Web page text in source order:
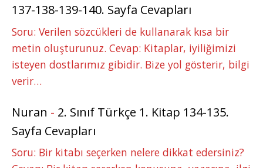
137-138-139-140. Sayfa Cevapları
Soru: Verilen sözcükleri de kullanarak kısa bir
metin oluşturunuz. Cevap: Kitaplar, iyiliğimizi
isteyen dostlarımız gibidir. Bize yol gösterir, bilgi
verir…
Nuran - 2. Sınıf Türkçe 1. Kitap 134-135.
Sayfa Cevapları
Soru: Bir kitabı seçerken nelere dikkat edersiniz?